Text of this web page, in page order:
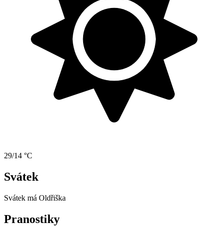
29/14 °C
Svátek
Svátek má Oldřiška
Pranostiky